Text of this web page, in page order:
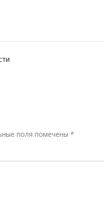
поля помечены *